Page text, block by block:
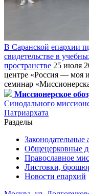
В Саранской епархии
свидетельстве в
пространстве 25 июля
центре «Россия — моя
семинар
Миссионерское
Синодального
Патриархата
Разделы
Законодательные
Общецерковные
Православное
Листовки,
Новости епархий